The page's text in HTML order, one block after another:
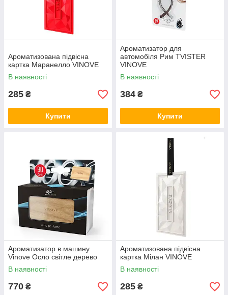
Ароматизована підвісна
картка Маранелло VINOVE
В наявності
285 ₴
Купити
Ароматизатор для
автомобіля Рим TVISTER
VINOVE
В наявності
384 ₴
Купити
Ароматизатор в машину
Vinove Осло світле дерево
В наявності
770 ₴
Ароматизована підвісна
картка Мілан VINOVE
В наявності
285 ₴